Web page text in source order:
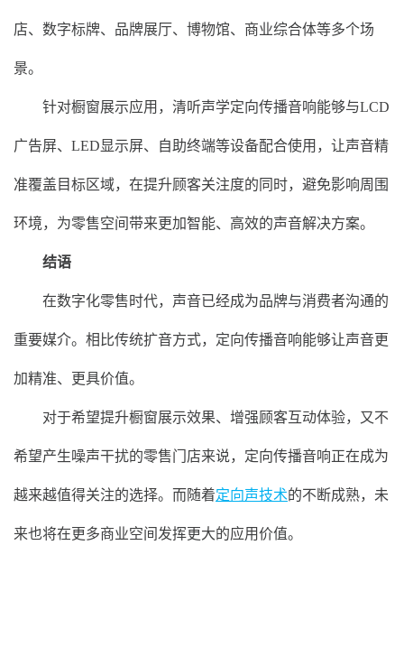
店、数字标牌、品牌展厅、博物馆、商业综合体等多个场
景。
针对橱窗展示应用，清听声学定向传播音响能够与LCD
广告屏、LED显示屏、自助终端等设备配合使用，让声音精
准覆盖目标区域，在提升顾客关注度的同时，避免影响周围
环境，为零售空间带来更加智能、高效的声音解决方案。
结语
在数字化零售时代，声音已经成为品牌与消费者沟通的
重要媒介。相比传统扩音方式，定向传播音响能够让声音更
加精准、更具价值。
对于希望提升橱窗展示效果、增强顾客互动体验，又不
希望产生噪声干扰的零售门店来说，定向传播音响正在成为
越来越值得关注的选择。而随着定向声技术的不断成熟，未
来也将在更多商业空间发挥更大的应用价值。